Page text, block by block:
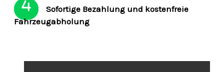
Sofortige Bezahlung und kostenfreie
Fahrzeugabholung